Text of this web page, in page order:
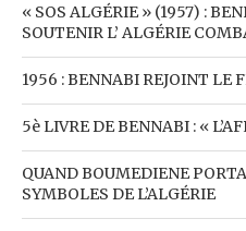
« SOS ALGÉRIE » (1957) :
SOUTENIR L’ ALGÉRIE
1956 : BENNABI REJOINT LE
5è LIVRE DE BENNABI : «
QUAND BOUMEDIENE
SYMBOLES DE L’ALGÉRIE